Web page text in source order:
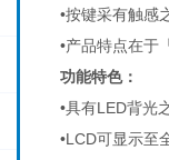
•按键采有触感
•产品特点在于
功能特色：
•具有LED背光
•LCD可显示至